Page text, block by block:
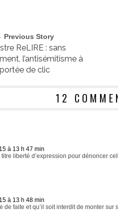
Previous Story
ReLIRE : sans
l’antisémitisme à
portée de clic
12
à 13 h 47 min
liberté d’expression pour dénoncer
à 13 h 48 min
de faite et qu’il soit interdit de monter sur